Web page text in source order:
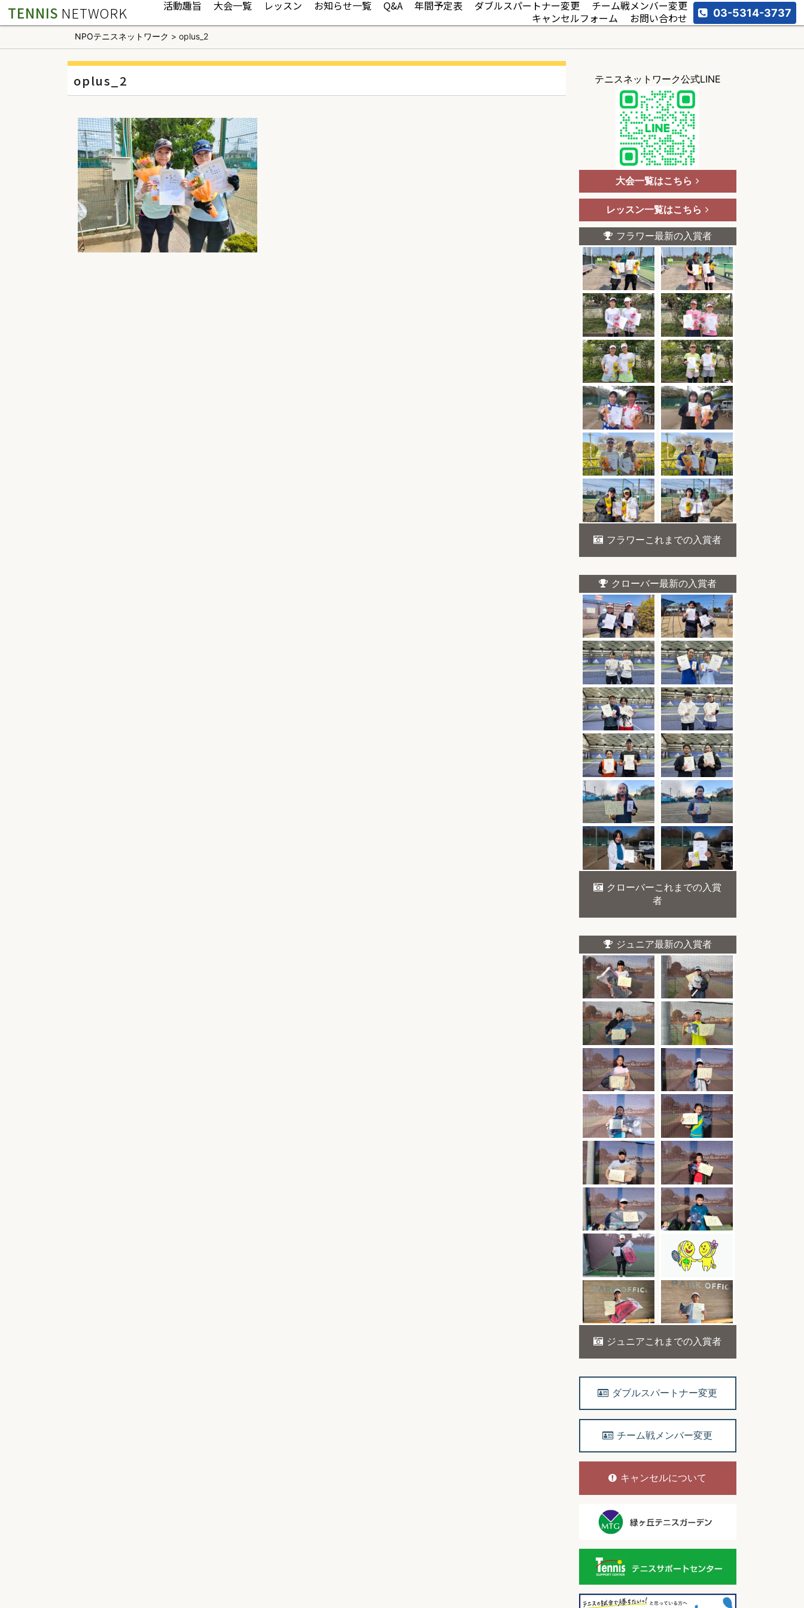
TENNIS NETWORK 活動趣旨 大会一覧 レッスン お知らせ一覧 Q&A 年間予定表 ダブルスパートナー変更
チーム戦メンバー変更
キャンセルフォーム
お問い合わせ 03-5314-3737
NPOテニスネットワーク > oplus_2
oplus_2 テニスネットワーク公式LINE
大会一覧はこちら
レッスン一覧はこちら
フラワー最新の入賞者
フラワーこれまでの入賞者
クローバー最新の入賞者
クローバーこれまでの入賞
者
ジュニア最新の入賞者
ジュニアこれまでの入賞者
ダブルスパートナー変更
チーム戦メンバー変更
キャンセルについて